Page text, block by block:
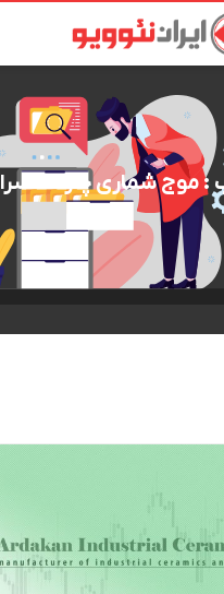
: موج شماری چارت کسرا